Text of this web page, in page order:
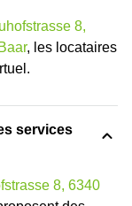
8,
, les locataires
services
8, 6340